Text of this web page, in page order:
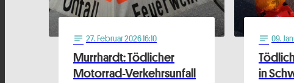
notes 27. Februar 2026 16:10
Murrhardt: Tödlicher
Motorrad-Verkehrsunfall
notes 09.
in